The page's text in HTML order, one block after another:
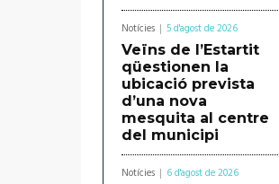
Notícies 5 d'agost de 2026
Veïns de l’Estartit
qüestionen la
ubicació prevista
d’una nova
mesquita al centre
del municipi
Notícies 6 d'agost de 2026